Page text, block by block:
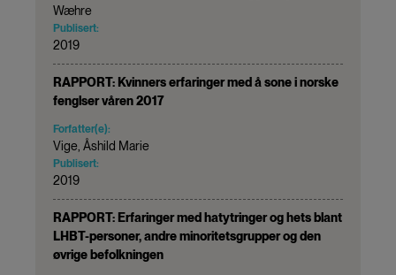
Wæhre
Publisert:
2019
RAPPORT: Kvinners erfaringer med å sone i norske
fenglser våren 2017
Forfatter(e):
Vige, Åshild Marie
Publisert:
2019
RAPPORT: Erfaringer med hatytringer og hets blant
LHBT-personer, andre minoritetsgrupper og den
øvrige befolkningen